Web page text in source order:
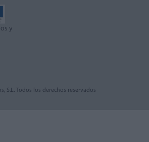
y
S.L. Todos los derechos reservados